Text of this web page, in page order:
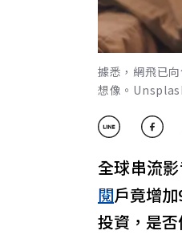
據悉，網飛已
想像。
全球串流
閱戶竟增
投資，是